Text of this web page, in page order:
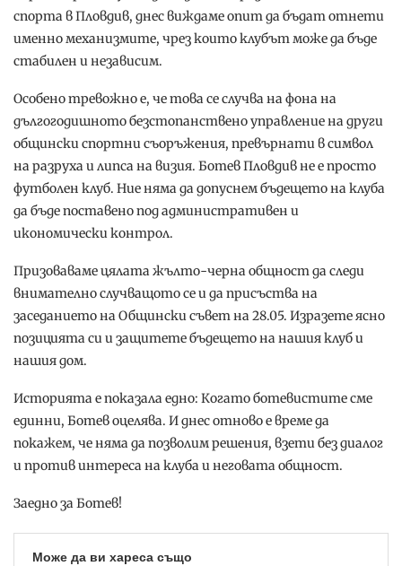
спорта в Пловдив, днес виждаме опит да бъдат отнети
именно механизмите, чрез които клубът може да бъде
стабилен и независим.
Особено тревожно е, че това се случва на фона на
дългогодишното безстопанствено управление на други
общински спортни съоръжения, превърнати в символ
на разруха и липса на визия. Ботев Пловдив не е просто
футболен клуб. Ние няма да допуснем бъдещето на клуба
да бъде поставено под административен и
икономически контрол.
Призоваваме цялата жълто-черна общност да следи
внимателно случващото се и да присъства на
заседанието на Общински съвет на 28.05. Изразете ясно
позицията си и защитете бъдещето на нашия клуб и
нашия дом.
Историята е показала едно: Когато ботевистите сме
единни, Ботев оцелява. И днес отново е време да
покажем, че няма да позволим решения, взети без диалог
и против интереса на клуба и неговата общност.
Заедно за Ботев!
Може да ви хареса също